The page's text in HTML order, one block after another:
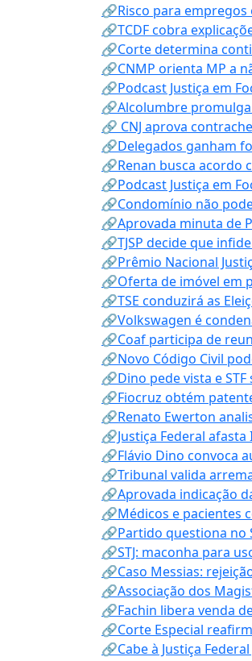
🔗Risco para empregos
🔗TCDF cobra
🔗Corte determina
🔗CNMP orienta MP a
🔗Podcast Justiça em
🔗Alcolumbre
🔗 CNJ aprova
🔗Delegados ganham
🔗Renan busca acordo
🔗Podcast Justiça em
🔗Condomínio não
🔗Aprovada minuta de
🔗TJSP decide que
🔗Prêmio Nacional
🔗Oferta de imóvel em
🔗TSE conduzirá as
🔗Volkswagen é
🔗Coaf participa de
🔗Novo Código Civil
🔗Dino pede vista e
🔗Fiocruz obtém
🔗Renato Ewerton
🔗Justiça Federal
🔗Flávio Dino convoca
🔗Tribunal valida
🔗Aprovada indicação
🔗Médicos e pacientes
🔗Partido questiona no
🔗STJ: maconha para
🔗Caso Messias:
🔗Associação dos
🔗Fachin libera venda
🔗Corte Especial
🔗Cabe à Justiça